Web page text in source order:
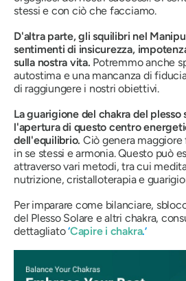
stessi e con ciò che facciamo.
D'altra parte, gli squilibri nel
sentimenti di insicurezza,
sulla nostra vita. Potremmo anche
autostima e una mancanza di
di raggiungere i nostri obiettivi.
La guarigione del chakra del plesso
l'apertura di questo centro
dell'equilibrio. Ciò genera
in se stessi e armonia. Questo può
attraverso vari metodi, tra cui
nutrizione, cristalloterapia e
Per imparare come bilanciare,
del Plesso Solare e altri chakra,
dettagliato‘Capire i chakra.’